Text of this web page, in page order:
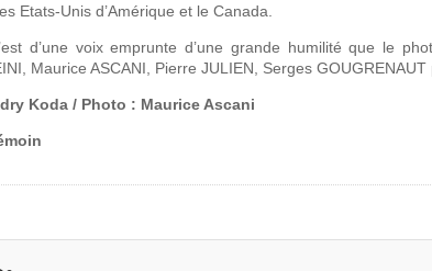
Etats-Unis d’Amérique et le Canada.
d’une voix emprunte d’une grande humilité que le
Maurice ASCANI, Pierre JULIEN, Serges
Koda / Photo : Maurice Ascani